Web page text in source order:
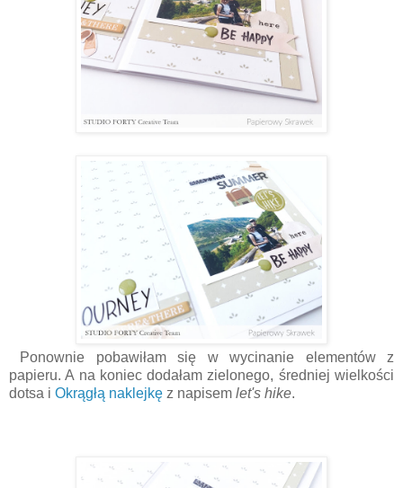
Ponownie pobawiłam się w wycinanie elementów z
papieru. A na koniec dodałam zielonego, średniej wielkości
dotsa i Okrągłą naklejkę z napisem let's hike.